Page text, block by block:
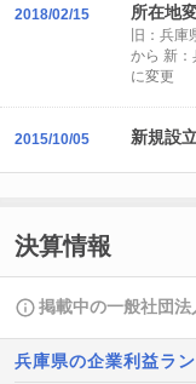
2018/02/15 所在地
旧：兵
から 新
に変更
2015/10/05 新規設
決算情報
掲載中の一般社団法
兵庫県の企業利益ラ